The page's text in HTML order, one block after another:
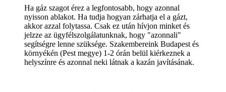
Ha gáz szagot érez a legfontosabb, hogy azonnal
nyisson ablakot. Ha tudja hogyan zárhatja el a gázt,
akkor azzal folytassa. Csak ez után hívjon minket és
jelzze az ügyfélszolgálatunknak, hogy "azonnali"
segítségre lenne szüksége. Szakembereink Budapest és
környékén (Pest megye) 1-2 órán belül kiérkeznek a
helyszínre és azonnal neki látnak a kazán javításának.